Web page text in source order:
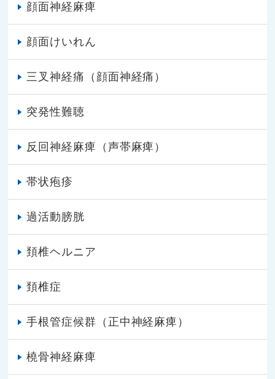
顔面神経麻痺
顔面けいれん
三叉神経痛（顔面神経痛）
突発性難聴
反回神経麻痺（声帯麻痺）
帯状疱疹
過活動膀胱
頚椎ヘルニア
頚椎症
手根管症候群（正中神経麻痺）
橈骨神経麻痺